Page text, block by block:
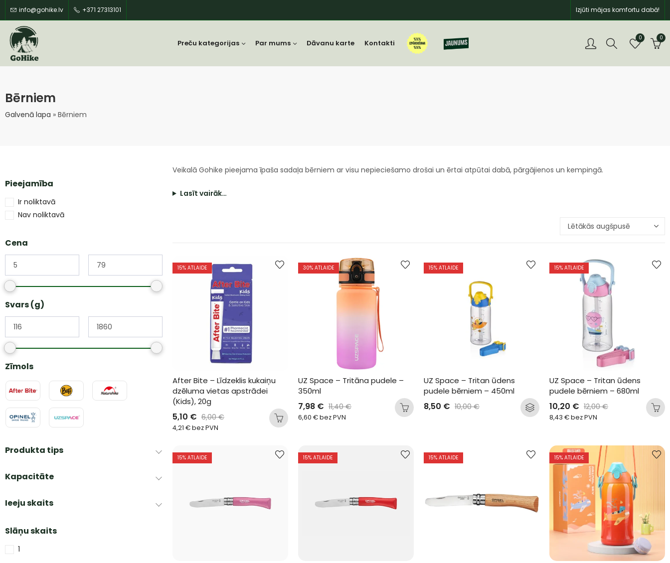
info@gohike.lv +371 27313101 Izjūti mājas komfortu dabā!
Preču kategorijas Par mums Dāvanu karte Kontakti
0 0
Bērniem
Galvenā lapa » Bērniem
Veikalā Gohike pieejama īpaša sadaļa bērniem ar visu nepieciešamo drošai un ērtai atpūtai dabā, pārgājienos un kempingā.
Lasīt vairāk…
15% ATLAIDE
After Bite – Līdzeklis kukaiņu
dzēluma vietas apstrādei
(Kids), 20g
5,10 € 6,00€
4,21 €bez PVN
30% ATLAIDE
UZ Space – Tritāna pudele –
350ml
7,98 € 11,40€
6,60 €bez PVN
15% ATLAIDE
UZ Space – Tritan ūdens
pudele bērniem – 450ml
8,50 € 10,00€
15% ATLAIDE
UZ Space – Tritan ūdens
pudele bērniem – 680ml
10,20 € 12,00€
8,43 €bez PVN
15% ATLAIDE 15% ATLAIDE 15% ATLAIDE 15% ATLAIDE
Pieejamība
Ir noliktavā
Nav noliktavā
Cena
Svars (g)
Zīmols
Produkta tips
Kapacitāte
Ieeju skaits
Slāņu skaits
1